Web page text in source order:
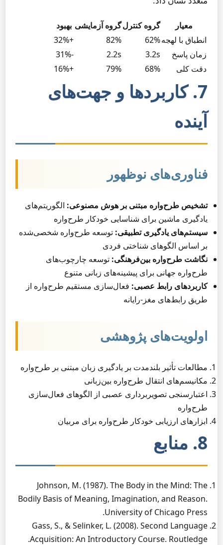
معیار گروه کنترلگروه آزمایشی بهبود
انطباق با لهجه62%
82%
+32%
زمان پاسخ
3.2s
2.2s
-31%
دقت کلی
68%
79%
+16%
7. کاربردها و جهت‌های
آینده
فناوری‌های نوظهور
تشخیص طرح‌واره مبتنی بر هوش مصنوعی: الگوریتم‌های
یادگیری ماشین برای شناسایی خودکار طرح‌واره
سیستم‌های یادگیری تطبیقی: توسعه طرح‌واره شخصی‌شده
بر اساس الگوهای شناختی فردی
نگاشت طرح‌واره بین‌فرهنگی: توسعه چارچوب‌های
طرح‌واره جهانی برای پیشینه‌های زبانی متنوع
کاربردهای رابط عصبی: فعال‌سازی مستقیم طرح‌واره از
طریق رابط‌های مغز-رایانه
اولویت‌های پژوهشی
مطالعات تأثیر بلندمدت بر یادگیری زبان مبتنی بر طرح‌واره
مکانیسم‌های انتقال طرح‌واره بین‌زبانی
اعتبارسنجی تصویربرداری عصبی از الگوهای فعال‌سازی
طرح‌واره
ابزارهای ارزیابی خودکار طرح‌واره برای مربیان
8. منابع
Johnson, M. (1987). The Body in the Mind: The
Bodily Basis of Meaning, Imagination, and Reason.
University of Chicago Press.
Gass, S., & Selinker, L. (2008). Second Language
Acquisition: An Introductory Course. Routledge.